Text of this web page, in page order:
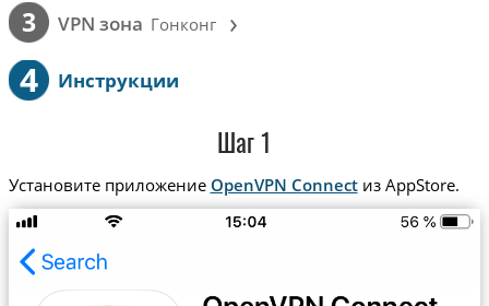
3 VPN зона Гонконг ›
4 Инструкции
Шаг 1
Установите приложение OpenVPN Connectиз AppStore.